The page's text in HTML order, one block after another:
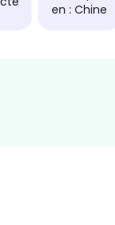
en : Chine